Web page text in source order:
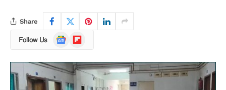
Share
Follow Us
Google
News
Flipboard